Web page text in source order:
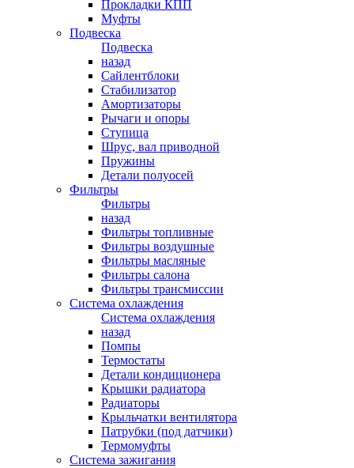
Прокладки КПП
Муфты
Подвеска
Подвеска
назад
Сайлентблоки
Стабилизатор
Амортизаторы
Рычаги и опоры
Ступица
Шрус, вал приводной
Пружины
Детали полуосей
Фильтры
Фильтры
назад
Фильтры топливные
Фильтры воздушные
Фильтры масляные
Фильтры салона
Фильтры трансмиссии
Система охлаждения
Система охлаждения
назад
Помпы
Термостаты
Детали кондиционера
Крышки радиатора
Радиаторы
Крыльчатки вентилятора
Патрубки (под датчики)
Термомуфты
Система зажигания